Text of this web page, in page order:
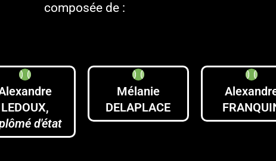
composée de :
LEDOUX,
d'état
Mélanie
DELAPLACE